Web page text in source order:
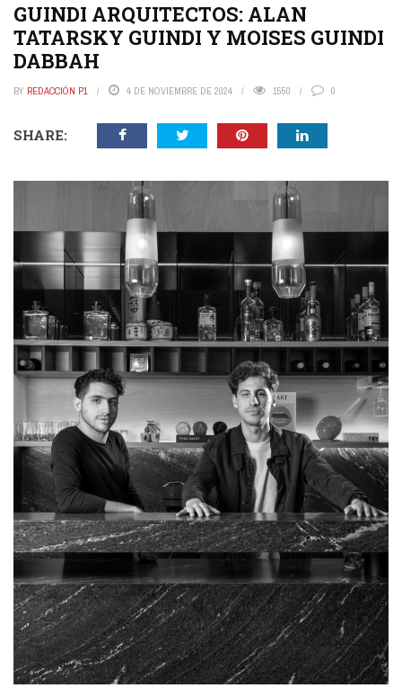
GUINDI ARQUITECTOS: ALAN
TATARSKY GUINDI Y MOISES GUINDI
DABBAH
BY REDACCIÓN P1 4 DE NOVIEMBRE DE 2024 1550 0
SHARE: